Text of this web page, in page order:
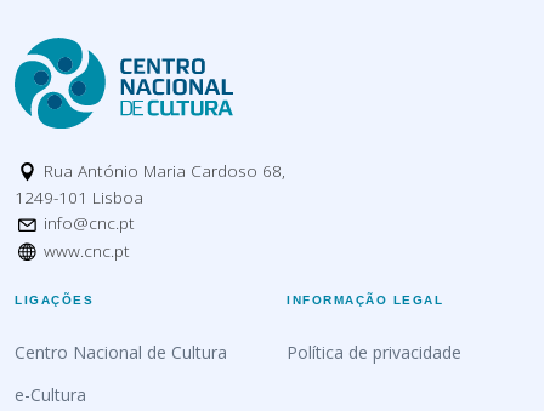
Rua António Maria Cardoso 68,
1249-101 Lisboa
info@cnc.pt
www.cnc.pt
LIGAÇÕES
Centro Nacional de Cultura
e-Cultura
INFORMAÇÃO LEGAL
Política de privacidade